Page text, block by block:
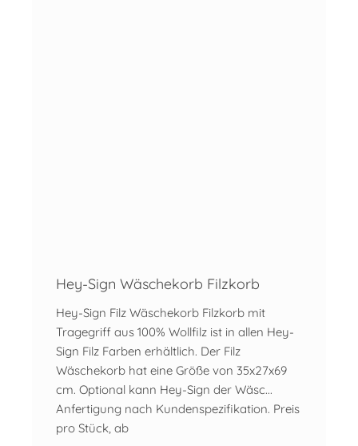
Hey-Sign Wäschekorb Filzkorb
Hey-Sign Filz Wäschekorb Filzkorb mit
Tragegriff aus 100% Wollfilz ist in allen Hey-
Sign Filz Farben erhältlich. Der Filz
Wäschekorb hat eine Größe von 35x27x69
cm. Optional kann Hey-Sign der Wäsc...
Anfertigung nach Kundenspezifikation. Preis
pro Stück, ab